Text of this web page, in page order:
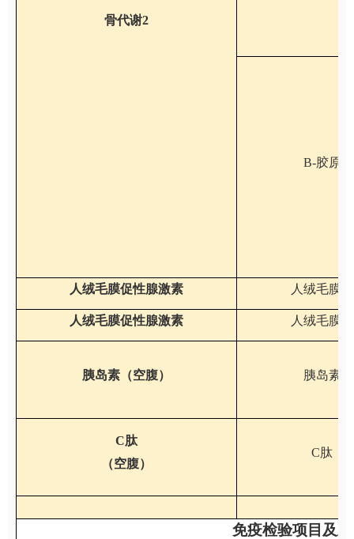
骨代谢2
B-胶原
人绒毛膜促性腺激素 人绒毛膜
人绒毛膜促性腺激素 人绒毛膜
胰岛素（空腹） 胰岛素
C肽
（空腹）
C肽（
免疫检验项目及